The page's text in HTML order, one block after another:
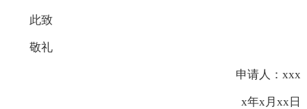
此致
敬礼
申请人：xxx
x年x月xx日